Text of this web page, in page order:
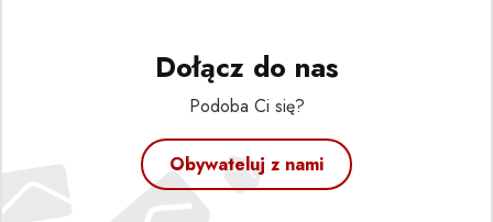
Dołącz do nas
Podoba Ci się?
Obywateluj z nami